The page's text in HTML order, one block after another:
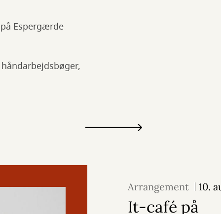
Espergærde
Arrangement 10.
It-café på